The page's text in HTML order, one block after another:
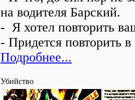
на водителя Барский.
- Я хотел повторить
- Придется
Подробнее...
Убийство